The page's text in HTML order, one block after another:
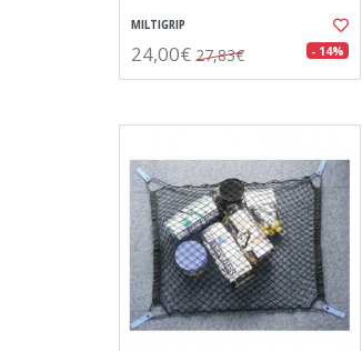
MILTIGRIP
24,00€ 27,83€ - 14%